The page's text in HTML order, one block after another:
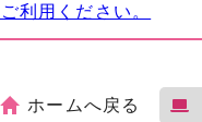
利用ください。
ホームへ戻る